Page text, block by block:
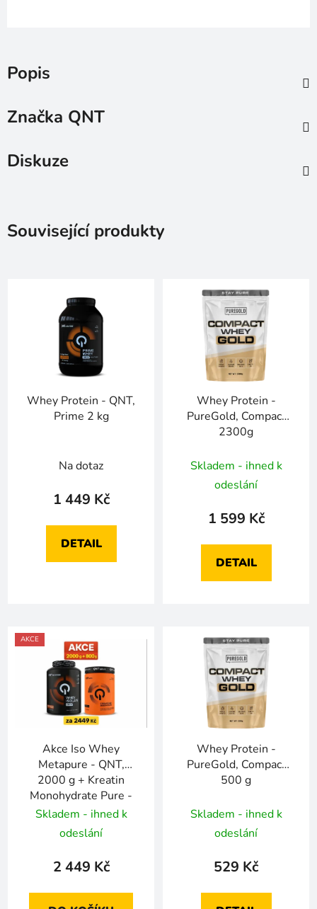
Popis
Značka QNT
Diskuze
Související produkty
Whey Protein - QNT,
Prime 2 kg
Na dotaz
1 449 Kč
DETAIL
Whey Protein -
PureGold, Compact
2300g
Skladem - ihned k
odeslání
1 599 Kč
DETAIL
AKCE
Akce Iso Whey
Metapure - QNT,
2000 g + Kreatin
Monohydrate Pure -
QNT, 800 g za 2449
Kč
Skladem - ihned k
odeslání
2 449 Kč
Whey Protein -
PureGold, Compact
500 g
Skladem - ihned k
odeslání
529 Kč